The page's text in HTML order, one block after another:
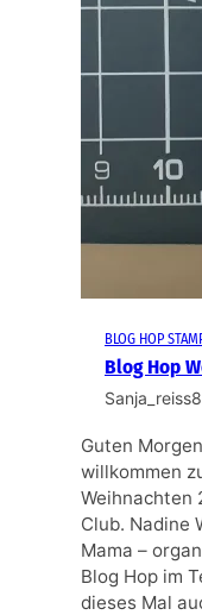
BLOG HOP
Blog Hop
Guten
willkommen
Weihnachten
Club. Nadine
Mama –
Blog Hop im
dieses Mal